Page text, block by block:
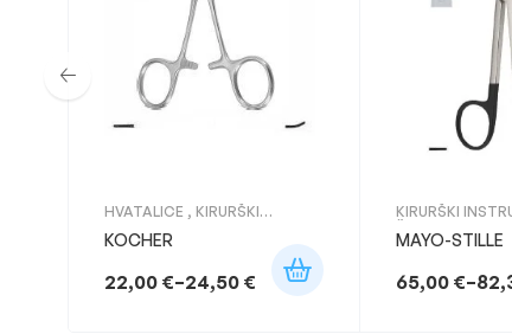
HVATALICE , KIRURŠKI
KOCHER
22,00 €–24,50 €
KIRURŠKI
MAYO-STILLE
65,00 €–